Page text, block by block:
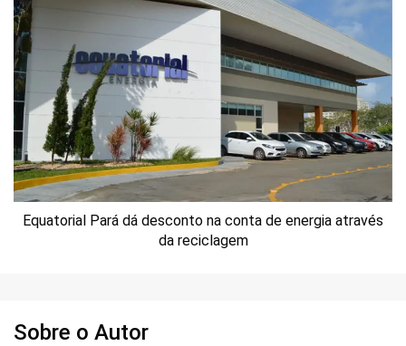
Equatorial Pará dá desconto na conta de energia através
da reciclagem
Sobre o Autor